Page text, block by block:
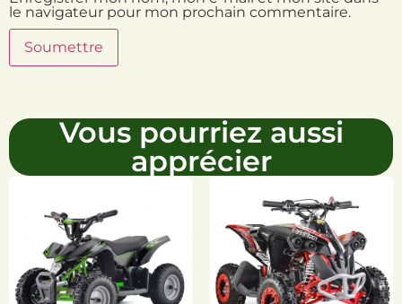
le navigateur pour mon prochain commentaire.
Vous pourriez aussi
apprécier